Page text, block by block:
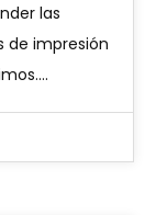
las
de impresión